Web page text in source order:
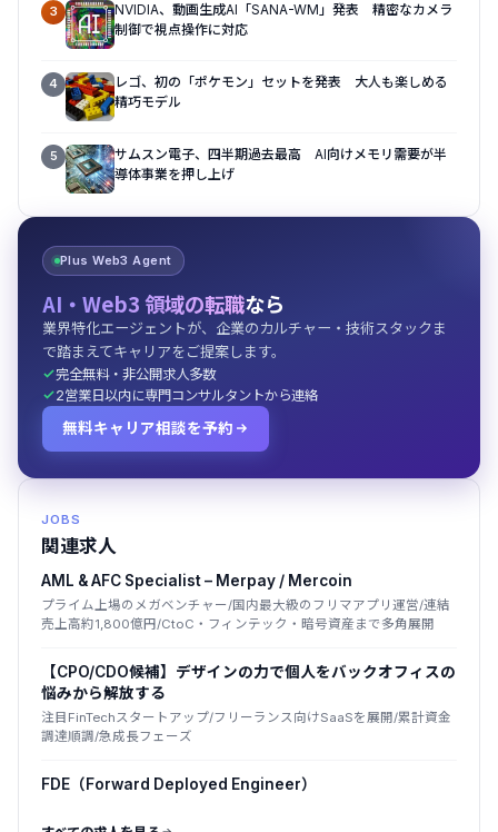
3
NVIDIA、動画生成AI「SANA-WM」発表 精密なカメラ
制御で視点操作に対応
4
レゴ、初の「ポケモン」セットを発表 大人も楽しめる
精巧モデル
5
サムスン電子、四半期過去最高 AI向けメモリ需要が半
導体事業を押し上げ
Plus Web3 Agent
AI・Web3 領域の転職なら
業界特化エージェントが、企業のカルチャー・技術スタックま
で踏まえてキャリアをご提案します。
完全無料・非公開求人多数
2営業日以内に専門コンサルタントから連絡
無料キャリア相談を予約
JOBS
関連求人
AML & AFC Specialist – Merpay / Mercoin
プライム上場のメガベンチャー/国内最大級のフリマアプリ運営/連結
売上高約1,800億円/CtoC・フィンテック・暗号資産まで多角展開
【CPO/CDO候補】デザインの力で個人をバックオフィスの
悩みから解放する
注目FinTechスタートアップ/フリーランス向けSaaSを展開/累計資金
調達順調/急成長フェーズ
FDE（Forward Deployed Engineer）